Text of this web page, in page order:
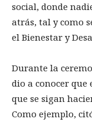
social, donde
atrás, tal y como
el Bienestar y
Durante la
dio a conocer que
que se sigan
Como ejemplo,